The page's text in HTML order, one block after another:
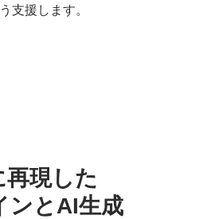
支援します。
再現した
ンとAI生成